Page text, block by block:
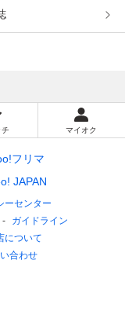
チ マイオク
フリマ
JAPAN
ーセンター
ガイドライン
について
合わせ